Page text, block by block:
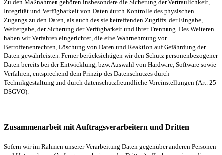
Zu den Maßnahmen gehören insbesondere die Sicherung der Vertraulichkeit,
Integrität und Verfügbarkeit von Daten durch Kontrolle des physischen
Zugangs zu den Daten, als auch des sie betreffenden Zugriffs, der Eingabe,
Weitergabe, der Sicherung der Verfügbarkeit und ihrer Trennung. Des Weiteren
haben wir Verfahren eingerichtet, die eine Wahrnehmung von
Betroffenenrechten, Löschung von Daten und Reaktion auf Gefährdung der
Daten gewährleisten. Ferner berücksichtigen wir den Schutz personenbezogener
Daten bereits bei der Entwicklung, bzw. Auswahl von Hardware, Software sowie
Verfahren, entsprechend dem Prinzip des Datenschutzes durch
Technikgestaltung und durch datenschutzfreundliche Voreinstellungen (Art. 25
DSGVO).
Zusammenarbeit mit Auftragsverarbeitern und Dritten
Sofern wir im Rahmen unserer Verarbeitung Daten gegenüber anderen Personen